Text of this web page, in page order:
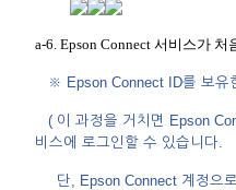
a-6. Epson Connect 서비스가
※ Epson Connect ID를 보유
( 이 과정을 거치면 Epson
비스에 로그인할 수 있습니다.
단, Epson Connect 계정으로